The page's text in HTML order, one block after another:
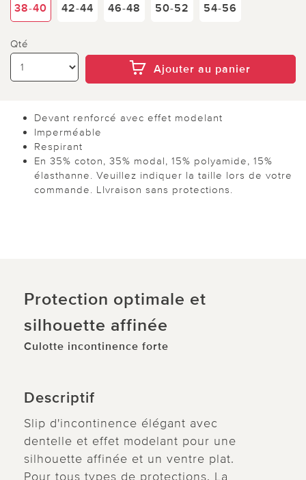
38-40 42-44 46-48 50-52 54-56
Qté
Ajouter au panier
Devant renforcé avec effet modelant
Imperméable
Respirant
En 35% coton, 35% modal, 15% polyamide, 15%
élasthanne. Veuillez indiquer la taille lors de votre
commande. LIvraison sans protections.
Protection optimale et
silhouette affinée
Culotte incontinence forte
Descriptif
Slip d'incontinence élégant avec
dentelle et effet modelant pour une
silhouette affinée et un ventre plat.
Pour tous types de protections. La